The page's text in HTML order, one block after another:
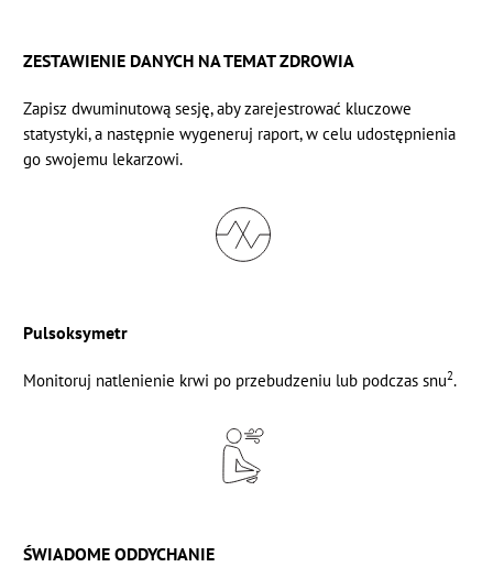
ZESTAWIENIE DANYCH NA TEMAT ZDROWIA
Zapisz dwuminutową sesję, aby zarejestrować kluczowe
statystyki, a następnie wygeneruj raport, w celu udostępnienia
go swojemu lekarzowi.
Pulsoksymetr
Monitoruj natlenienie krwi po przebudzeniu lub podczas snu2.
ŚWIADOME ODDYCHANIE